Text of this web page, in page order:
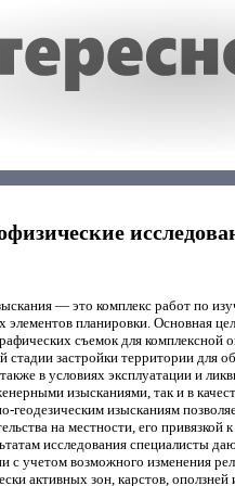
— это комплекс работ по
элементов планировки. Основная
съемок для
стадии застройки территории для
в условиях эксплуатации и
изысканиями, так и в
геодезическим изысканиям
на местности, его
исследования специалисты
с учетом возможного изменения
активных зон, карстов, оползней